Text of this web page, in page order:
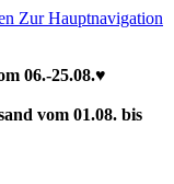
Zur Hauptnavigation
06.-25.08.♥
vom 01.08. bis